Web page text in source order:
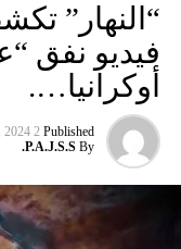
“النهار”
أوكرانيا….
Published
2 years ago
2024
By
P.A.J.S.S.